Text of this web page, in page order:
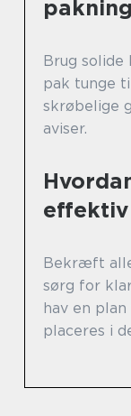
Brug
pak tunge
skrøbelige
aviser.
Bekræft
sørg for
hav en
placeres i